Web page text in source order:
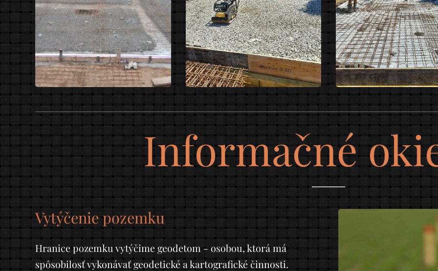
Informačné
Vytýčenie pozemku
Hranice pozemku vytýčime geodetom - osobou, ktorá má
spôsobilosť vykonávať geodetické a kartografické činnosti.